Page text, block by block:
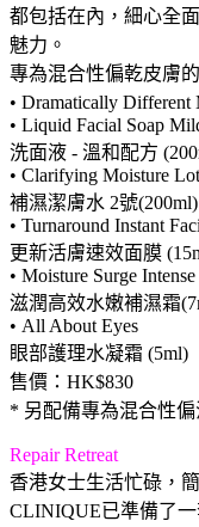
都包括在內，細心全
魅力。
專為混合性偏乾皮膚
• Dramatically
• Liquid Facial Soap
洗面液 - 溫和配方
• Clarifying Moisture
補濕潔膚水 2號(200ml)
• Turnaround Instant
更新活膚速效面膜
• Moisture Surge
滋潤高效水嫩補濕霜
• All About Eyes
眼部護理水凝霜 (5ml)
售價：HK$830
* 另配備專為混合性
Repair Retreat
香港女士生活忙碌，
CLINIQUE已準備了